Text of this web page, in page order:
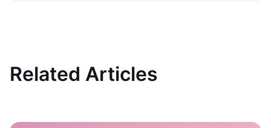
Related Articles